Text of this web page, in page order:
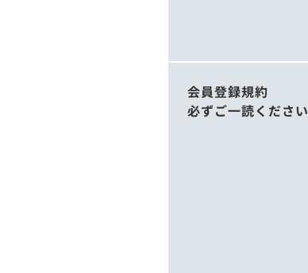
会員登録規約
必ずご一読ください